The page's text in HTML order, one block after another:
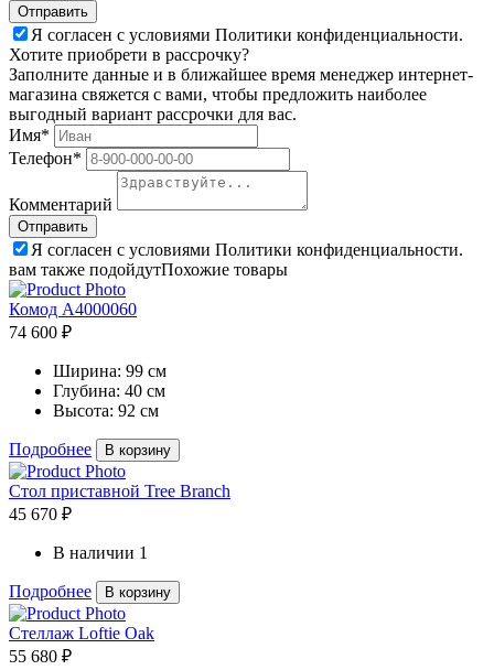
Я согласен с условиями Политики конфиденциальности.
Хотите приобрети в рассрочку?
Заполните данные и в ближайшее время менеджер интернет-
магазина свяжется с вами, чтобы предложить наиболее
выгодный вариант рассрочки для вас.
Имя*
Телефон*
Комментарий
Я согласен с условиями Политики конфиденциальности.
вам также подойдутПохожие товары
Комод A4000060
74 600 ₽
Ширина: 99 см
Глубина: 40 см
Высота: 92 см
Подробнее В корзину
Стол приставной Tree Branch
45 670 ₽
В наличии 1
Подробнее В корзину
Стеллаж Loftie Oak
55 680 ₽